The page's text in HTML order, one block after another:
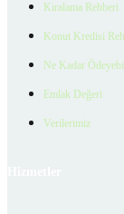
Kiralama Rehberi
Konut Kredisi
Ne Kadar
Emlak Değeri
Verilerimiz